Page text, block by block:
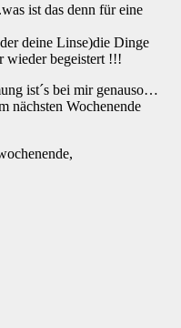
ist das denn für eine
deine Linse)die Dinge
wieder begeistert !!!
ist´s bei mir genauso…
nächsten Wochenende